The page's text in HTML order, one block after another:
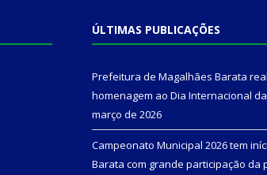
ÚLTIMAS PUBLICAÇÕES
Prefeitura de Magalhães Barata
homenagem ao Dia Internacional
março de 2026
Campeonato Municipal 2026 tem
Barata com grande participação da